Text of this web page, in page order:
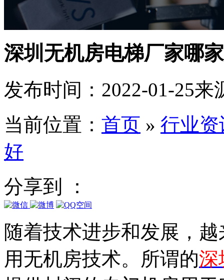
深圳无机房电梯厂家哪
发布时间：2022-01-25来
当前位置： 首页 » 行业资
好
分享到 ：
随着技术进步和发展，
用无机房技术。所谓的深